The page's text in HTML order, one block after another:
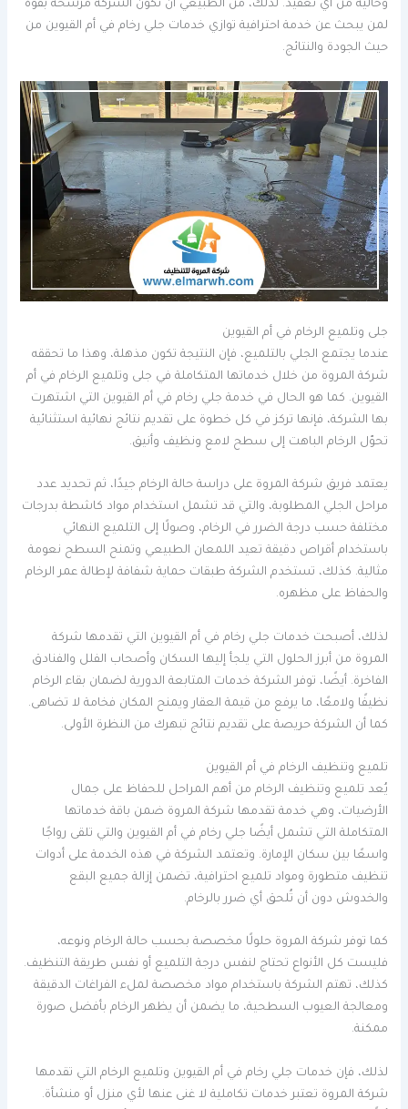
وخالية من أي تعقيد. لذلك، من الطبيعي أن تكون الشركة مرشحة بقوة
لمن يبحث عن خدمة احترافية توازي خدمات جلي رخام في أم القيوين من
حيث الجودة والنتائج.
جلى وتلميع الرخام في أم القيوين
عندما يجتمع الجلي بالتلميع، فإن النتيجة تكون مذهلة، وهذا ما تحققه
شركة المروة من خلال خدماتها المتكاملة في جلى وتلميع الرخام في أم
القيوين. كما هو الحال في خدمة جلي رخام في أم القيوين التي اشتهرت
بها الشركة، فإنها تركز في كل خطوة على تقديم نتائج نهائية استثنائية
تحوّل الرخام الباهت إلى سطح لامع ونظيف وأنيق.
يعتمد فريق شركة المروة على دراسة حالة الرخام جيدًا، ثم تحديد عدد
مراحل الجلي المطلوبة، والتي قد تشمل استخدام مواد كاشطة بدرجات
مختلفة حسب درجة الضرر في الرخام، وصولًا إلى التلميع النهائي
باستخدام أقراص دقيقة تعيد اللمعان الطبيعي وتمنح السطح نعومة
مثالية. كذلك، تستخدم الشركة طبقات حماية شفافة لإطالة عمر الرخام
والحفاظ على مظهره.
لذلك، أصبحت خدمات جلي رخام في أم القيوين التي تقدمها شركة
المروة من أبرز الحلول التي يلجأ إليها السكان وأصحاب الفلل والفنادق
الفاخرة. أيضًا، توفر الشركة خدمات المتابعة الدورية لضمان بقاء الرخام
نظيفًا ولامعًا، ما يرفع من قيمة العقار ويمنح المكان فخامة لا تضاهى.
كما أن الشركة حريصة على تقديم نتائج تبهرك من النظرة الأولى.
تلميع وتنظيف الرخام في أم القيوين
يُعد تلميع وتنظيف الرخام من أهم المراحل للحفاظ على جمال
الأرضيات، وهي خدمة تقدمها شركة المروة ضمن باقة خدماتها
المتكاملة التي تشمل أيضًا جلي رخام في أم القيوين والتي تلقى رواجًا
واسعًا بين سكان الإمارة. وتعتمد الشركة في هذه الخدمة على أدوات
تنظيف متطورة ومواد تلميع احترافية، تضمن إزالة جميع البقع
والخدوش دون أن تُلحق أي ضرر بالرخام.
كما توفر شركة المروة حلولًا مخصصة بحسب حالة الرخام ونوعه،
فليست كل الأنواع تحتاج لنفس درجة التلميع أو نفس طريقة التنظيف.
كذلك، تهتم الشركة باستخدام مواد مخصصة لملء الفراغات الدقيقة
ومعالجة العيوب السطحية، ما يضمن أن يظهر الرخام بأفضل صورة
ممكنة.
لذلك، فإن خدمات جلي رخام في أم القيوين وتلميع الرخام التي تقدمها
شركة المروة تعتبر خدمات تكاملية لا غنى عنها لأي منزل أو منشأة.